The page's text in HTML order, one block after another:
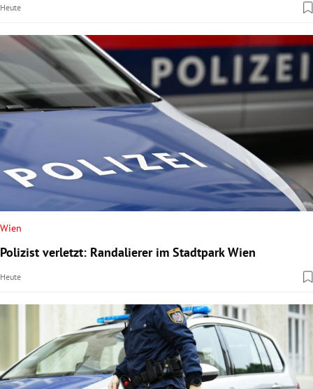
Heute
Wien
Polizist verletzt: Randalierer im Stadtpark Wien
Heute